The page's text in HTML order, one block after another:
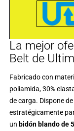
La mejor
Belt de
Fabricado con
poliamida, 30%
de carga. Dispone de
estratégicamente
un bidón blando de